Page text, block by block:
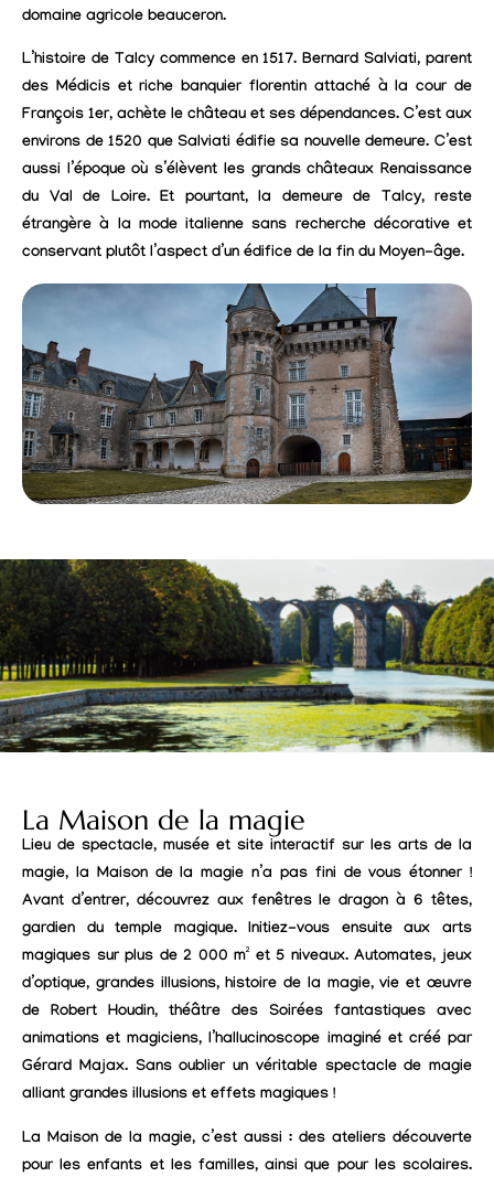
domaine agricole beauceron.
L’histoire de Talcy commence en 1517. Bernard Salviati, parent
des Médicis et riche banquier florentin attaché à la cour de
François 1er, achète le château et ses dépendances. C’est aux
environs de 1520 que Salviati édifie sa nouvelle demeure. C’est
aussi l’époque où s’élèvent les grands châteaux Renaissance
du Val de Loire. Et pourtant, la demeure de Talcy, reste
étrangère à la mode italienne sans recherche décorative et
conservant plutôt l’aspect d’un édifice de la fin du Moyen-âge.
La Maison de la magie
Lieu de spectacle, musée et site interactif sur les arts de la
magie, la Maison de la magie n’a pas fini de vous étonner !
Avant d’entrer, découvrez aux fenêtres le dragon à 6 têtes,
gardien du temple magique. Initiez-vous ensuite aux arts
magiques sur plus de 2 000 m² et 5 niveaux. Automates, jeux
d’optique, grandes illusions, histoire de la magie, vie et œuvre
de Robert Houdin, théâtre des Soirées fantastiques avec
animations et magiciens, l’hallucinoscope imaginé et créé par
Gérard Majax. Sans oublier un véritable spectacle de magie
alliant grandes illusions et effets magiques !
La Maison de la magie, c’est aussi : des ateliers découverte
pour les enfants et les familles, ainsi que pour les scolaires.